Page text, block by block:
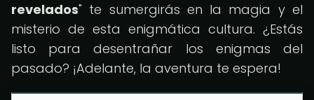
revelados" te sumergirás en la magia y el
misterio de esta enigmática cultura. ¿Estás
listo para desentrañar los enigmas del
pasado? ¡Adelante, la aventura te espera!